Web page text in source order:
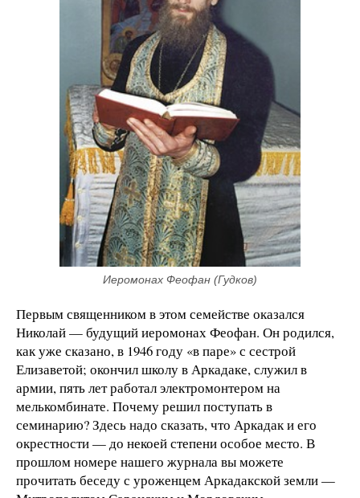
Иеромонах Феофан (Гудков)
Первым священником в этом семействе оказался
Николай — будущий иеромонах Феофан. Он родился,
как уже сказано, в 1946 году «в паре» с сестрой
Елизаветой; окончил школу в Аркадаке, служил в
армии, пять лет работал электромонтером на
мелькомбинате. Почему решил поступать в
семинарию? Здесь надо сказать, что Аркадак и его
окрестности — до некоей степени особое место. В
прошлом номере нашего журнала вы можете
прочитать беседу с уроженцем Аркадакской земли —